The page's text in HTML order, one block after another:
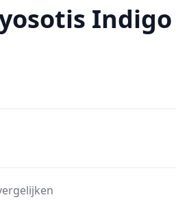
Indigo